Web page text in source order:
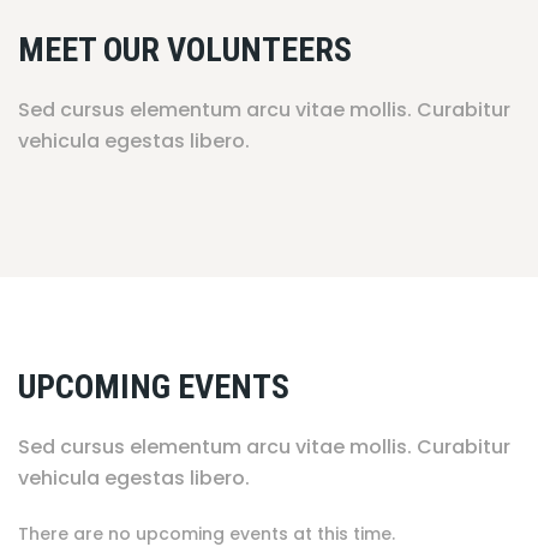
MEET OUR VOLUNTEERS
Sed cursus elementum arcu vitae mollis. Curabitur
vehicula egestas libero.
UPCOMING EVENTS
Sed cursus elementum arcu vitae mollis. Curabitur
vehicula egestas libero.
There are no upcoming events at this time.